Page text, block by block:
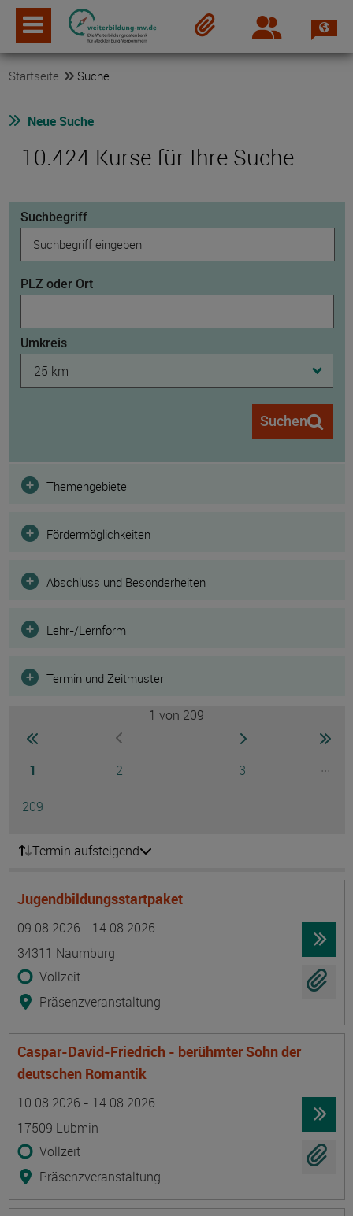
Login
Startseite Suche
Neue Suche
10.424 Kurse für Ihre Suche
Suchbegriff
PLZ oder Ort
Umkreis
25 km
Suchen
Filter
Themengebiete
Fördermöglichkeiten
Abschluss und Besonderheiten
Lehr-/Lernform
Termin und Zeitmuster
zur ersten Seite wechselnzur vorherigen Seite wechseln
Seite
1 Seite
2 Seite
3
...
Seite
209
Seite
1 von 209
zur nächsten Seite
zur
Termin aufsteigend
Jugendbildungsstartpaket
09.08.2026 - 14.08.2026
34311 Naumburg
Vollzeit
Präsenzveranstaltung
Caspar-David-Friedrich - berühmter Sohn der
deutschen Romantik
10.08.2026 - 14.08.2026
17509 Lubmin
Vollzeit
Präsenzveranstaltung